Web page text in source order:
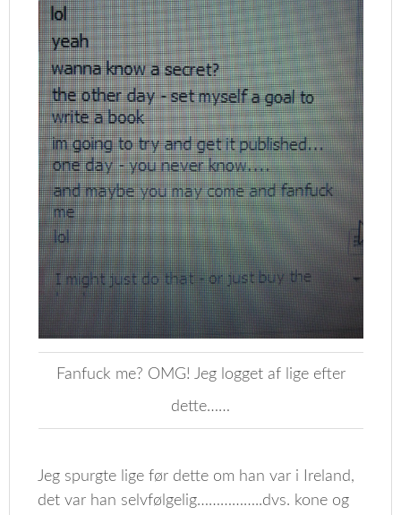
Fanfuck me? OMG! Jeg logget af lige efter
dette……
Jeg spurgte lige før dette om han var i Ireland,
det var han selvfølgelig……………..dvs. kone og